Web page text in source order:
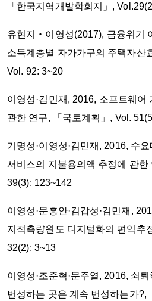
「한국지역개발학회지」,
유현지‧이영성(2017), 금융위기
소득계층별 자가가구의 주택자산
Vol. 92: 3~20
이영성·김민재, 2016, 소프트웨어
관한 연구, 「국토계획」, Vol.
기명성·이영성·김민재, 2016, 수
서비스의 지불용의액 추정에 관한
39(3): 123~142
이영성·문흥안·김갑성·김민재,
지적측량원도 디지털화의 편익추
32(2): 3~13
이영성·조준혁·문주열, 2016, 쇠
번성하는 곳은 계속 번성하는가?,